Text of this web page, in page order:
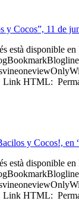
y Cocos”, 11 de
està disponible
HTML:
y Cocos!,
està disponible
HTML: